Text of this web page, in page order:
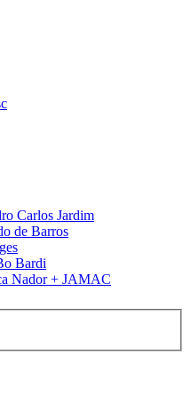
Carlos Jardim
de Barros
Bardi
Nador + JAMAC